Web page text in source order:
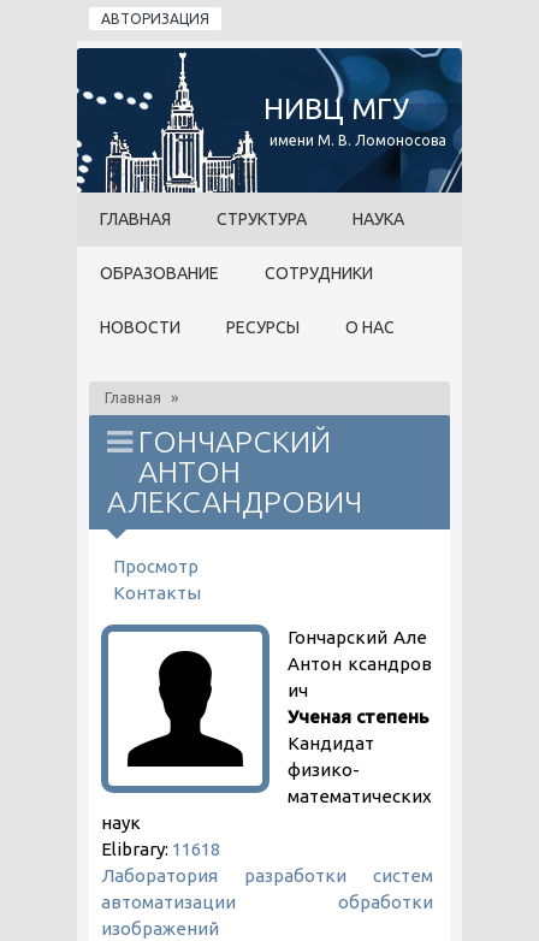
Перейти к основному содержанию
АВТОРИЗАЦИЯ
НИВЦ МГУ
имени М. В. Ломоносова
ГЛАВНАЯ СТРУКТУРА НАУКА
ОБРАЗОВАНИЕ СОТРУДНИКИ
НОВОСТИ РЕСУРСЫ О НАС
Главная »
ГОНЧАРСКИЙ
АНТОН
АЛЕКСАНДРОВИЧ
ГЛАВНЫЕ ВКЛАДКИ
Просмотр
Контакты
Гончарский
Антон
Але
ксандров
ич
Ученая степень
Кандидат
физико-
математических
наук
Elibrary: 11618
Лаборатория разработки систем
автоматизации обработки
изображений